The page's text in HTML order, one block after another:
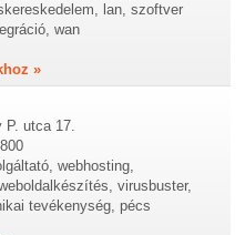
lan, szoftver
wan
»
utca 17.
webhosting,
virusbuster,
tevékenység, pécs